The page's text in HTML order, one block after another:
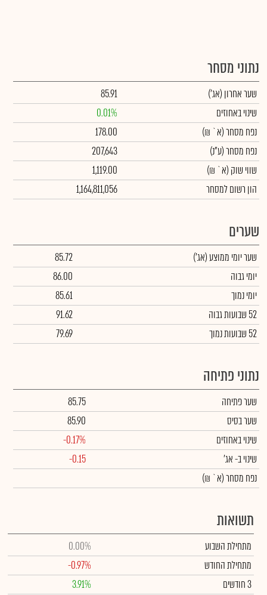
נתוני מסחר
שער אחרון (אג')
85.91
שינוי באחוזים
0.01%
נפח מסחר(א` ₪)
178.00
נפח מסחר(ע"נ)
207,643
שווי שוק (א` ₪)
1,119.00
הון רשום למסחר
1,164,811,056
שערים
שער יומי ממוצע(אג')
85.72
יומי גבוה
86.00
יומי נמוך
85.61
52 שבועות גבוה
91.62
52 שבועות נמוך
79.69
נתוני פתיחה
שער פתיחה
85.75
שער בסיס
85.90
שינוי באחוזים
-0.17%
שינויב- אג'
-0.15
נפח מסחר(א` ₪)
תשואות
מתחילת השבוע
0.00%
מתחילת החודש
-0.97%
3 חודשים
3.91%